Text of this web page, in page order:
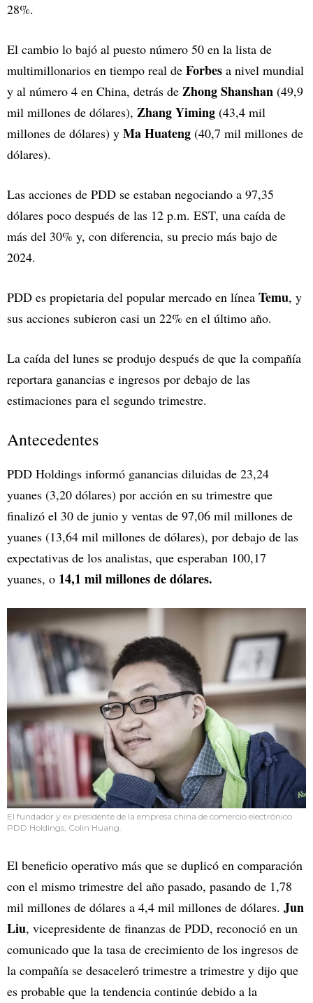
28%.
El cambio lo bajó al puesto número 50 en la lista de
multimillonarios en tiempo real de Forbes a nivel mundial
y al número 4 en China, detrás de Zhong Shanshan (49,9
mil millones de dólares), Zhang Yiming (43,4 mil
millones de dólares) y Ma Huateng (40,7 mil millones de
dólares).
Las acciones de PDD se estaban negociando a 97,35
dólares poco después de las 12 p.m. EST, una caída de
más del 30% y, con diferencia, su precio más bajo de
2024.
PDD es propietaria del popular mercado en línea Temu, y
sus acciones subieron casi un 22% en el último año.
La caída del lunes se produjo después de que la compañía
reportara ganancias e ingresos por debajo de las
estimaciones para el segundo trimestre.
Antecedentes
PDD Holdings informó ganancias diluidas de 23,24
yuanes (3,20 dólares) por acción en su trimestre que
finalizó el 30 de junio y ventas de 97,06 mil millones de
yuanes (13,64 mil millones de dólares), por debajo de las
expectativas de los analistas, que esperaban 100,17
yuanes, o 14,1 mil millones de dólares.
El fundador y ex presidente de la empresa china de comercio electrónico
PDD Holdings, Colin Huang.
El beneficio operativo más que se duplicó en comparación
con el mismo trimestre del año pasado, pasando de 1,78
mil millones de dólares a 4,4 mil millones de dólares. Jun
Liu, vicepresidente de finanzas de PDD, reconoció en un
comunicado que la tasa de crecimiento de los ingresos de
la compañía se desaceleró trimestre a trimestre y dijo que
es probable que la tendencia continúe debido a la